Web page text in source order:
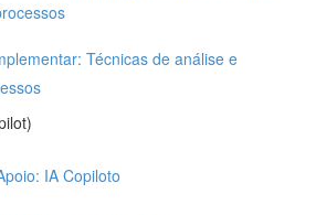
Técnicas de análise e
IA Copiloto